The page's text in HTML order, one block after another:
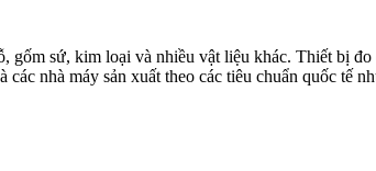
gốm sứ, kim loại và nhiều vật liệu khác. Thiết bị
nhà máy sản xuất theo các tiêu chuẩn quốc tế